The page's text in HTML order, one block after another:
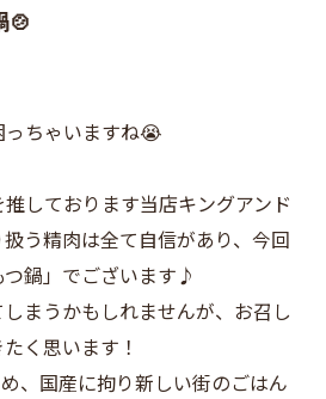
🍲
ちゃいますね😭
しております当店キングアンド
う精肉は全て自信があり、今回
鍋」でございます♪
まうかもしれませんが、お召し
く思います！
、国産に拘り新しい街のごはん